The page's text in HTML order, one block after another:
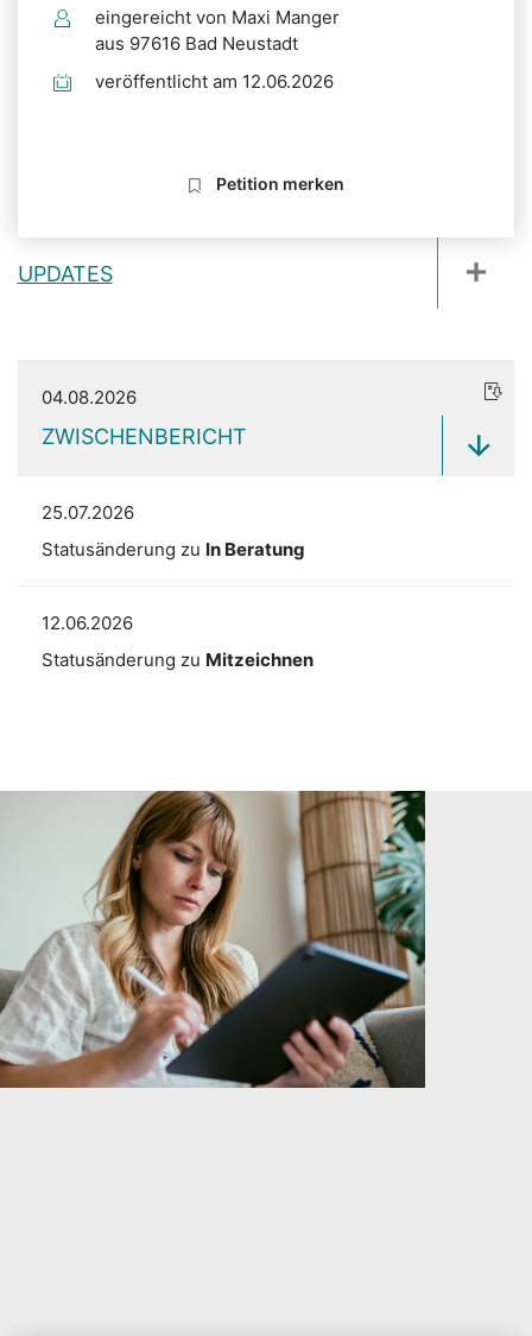
eingereicht von Maxi Manger
aus 97616 Bad Neustadt
veröffentlicht am 12.06.2026
Petition merken
UPDATES
04.08.2026
ZWISCHENBERICHT
25.07.2026
Statusänderung zu In Beratung
12.06.2026
Statusänderung zu Mitzeichnen